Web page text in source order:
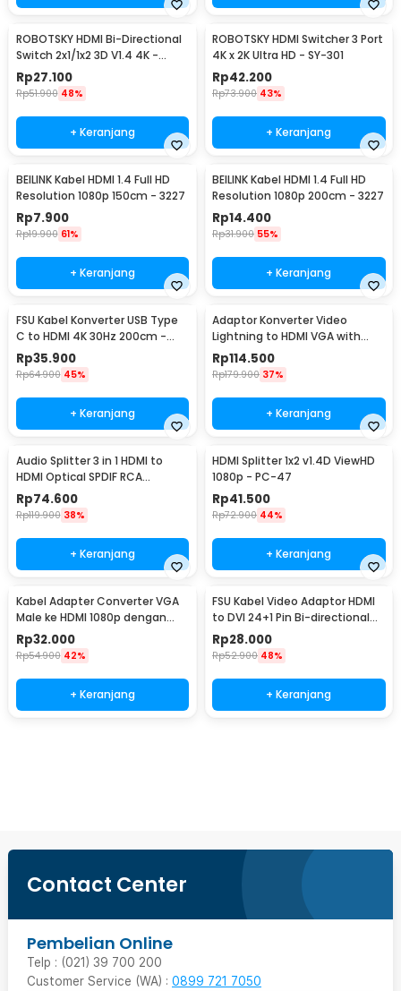
ROBOTSKY HDMI Bi-Directional
Switch 2x1/1x2 3D V1.4 4K -
ACDG0
Rp27.100
Rp51.900 48%
+ Keranjang
ROBOTSKY HDMI Switcher 3 Port
4K x 2K Ultra HD - SY-301
Rp42.200
Rp73.900 43%
+ Keranjang
BEILINK Kabel HDMI 1.4 Full HD
Resolution 1080p 150cm - 3227
Rp7.900
Rp19.900 61%
+ Keranjang
BEILINK Kabel HDMI 1.4 Full HD
Resolution 1080p 200cm - 3227
Rp14.400
Rp31.900 55%
+ Keranjang
FSU Kabel Konverter USB Type
C to HDMI 4K 30Hz 200cm -
VUH-05
Rp35.900
Rp64.900 45%
+ Keranjang
Adaptor Konverter Video
Lightning to HDMI VGA with
Audio Port - 7585
Rp114.500
Rp179.900 37%
+ Keranjang
Audio Splitter 3 in 1 HDMI to
HDMI Optical SPDIF RCA
Converter HDTV - AY60
Rp74.600
Rp119.900 38%
+ Keranjang
HDMI Splitter 1x2 v1.4D ViewHD
1080p - PC-47
Rp41.500
Rp72.900 44%
+ Keranjang
Kabel Adapter Converter VGA
Male ke HDMI 1080p dengan
Audio
Rp32.000
Rp54.900 42%
+ Keranjang
FSU Kabel Video Adaptor HDMI
to DVI 24+1 Pin Bi-directional
1080p 1.8M - BL-DH
Rp28.000
Rp52.900 48%
+ Keranjang
Contact Center
Pembelian Online
Telp : (021) 39 700 200
Customer Service (WA) : 0899 721 7050